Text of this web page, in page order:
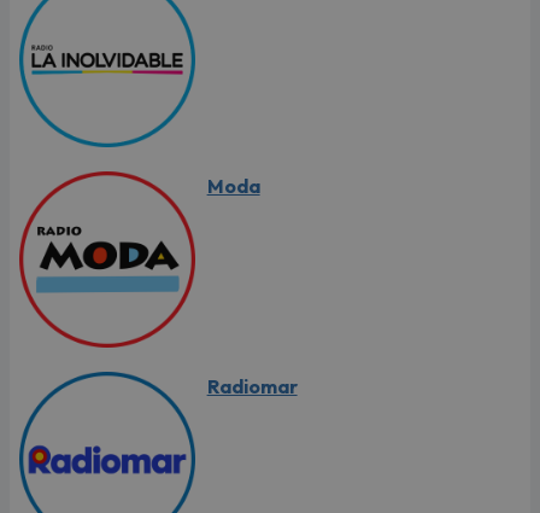
Moda
Radiomar